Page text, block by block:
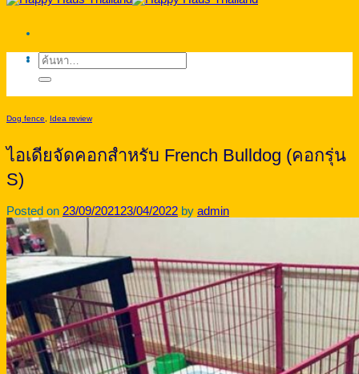
ค้นหา:
Dog fence, Idea review
ไอเดียจัดคอกสำหรับ French Bulldog (คอกรุ่น
S)
Posted on 23/09/202123/04/2022 by admin